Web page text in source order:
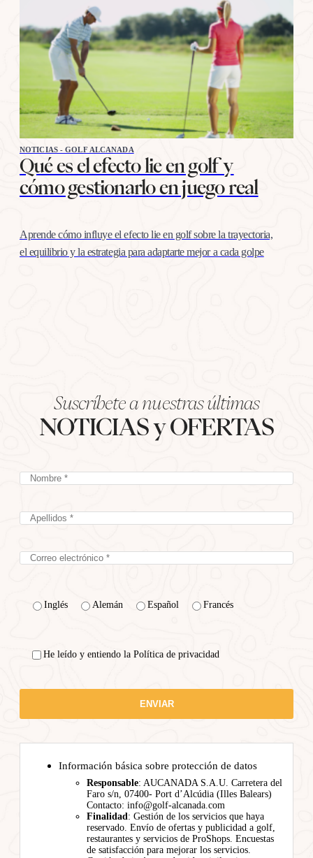
NOTICIAS - GOLF ALCANADA
Qué es el efecto lie en golf y
cómo gestionarlo en juego real
Aprende cómo influye el efecto lie en golf sobre la trayectoria,
el equilibrio y la estrategia para adaptarte mejor a cada golpe
Suscríbete a nuestras últimas
NOTICIAS y OFERTAS
Inglés Alemán Español Francés
He leído y entiendo la Política de privacidad
Información básica sobre protección de datos
Responsable: AUCANADA S.A.U. Carretera del
Faro s/n, 07400- Port d’Alcúdia (Illes Balears)
Contacto: info@golf-alcanada.com
Finalidad: Gestión de los servicios que haya
reservado. Envío de ofertas y publicidad a golf,
restaurantes y servicios de ProShops. Encuestas
de satisfacción para mejorar los servicios.